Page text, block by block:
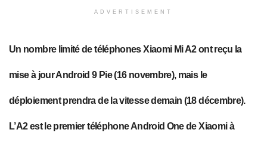
ADVERTISEMENT
Un nombre limité de téléphones Xiaomi Mi A2 ont reçu la
mise à jour Android 9 Pie (16 novembre), mais le
déploiement prendra de la vitesse demain (18 décembre).
L’A2 est le premier téléphone Android One de Xiaomi à